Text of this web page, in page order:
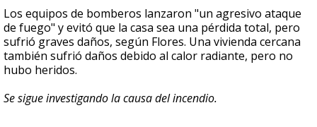
Los equipos de bomberos lanzaron "un agresivo ataque
de fuego" y evitó que la casa sea una pérdida total, pero
sufrió graves daños, según Flores. Una vivienda cercana
también sufrió daños debido al calor radiante, pero no
hubo heridos.
Se sigue investigando la causa del incendio.